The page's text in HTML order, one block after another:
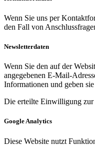
Wenn Sie uns per
den Fall von
Newsletterdaten
Wenn Sie den auf der
angegebenen E-Mail-
Informationen und geben
Die erteilte Einwilligung zur
Google Analytics
Diese Website nutzt